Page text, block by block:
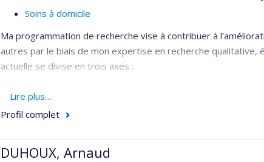
Soins à domicile
Ma programmation de recherche vise à contribuer à
autres par le biais de mon expertise en recherche qualitative,
actuelle se divise en trois axes :
l’ensemble de l’équipe travaillant auprès des personnes
soignants, il importe également de former les gestionnaires
les personnes soignées, leurs proches et les soignants. Mes
Lire plus…
Profil complet
DUHOUX, Arnaud